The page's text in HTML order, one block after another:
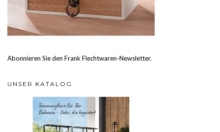
Abonnieren Sie den Frank Flechtwaren-Newsletter.
UNSER KATALOG